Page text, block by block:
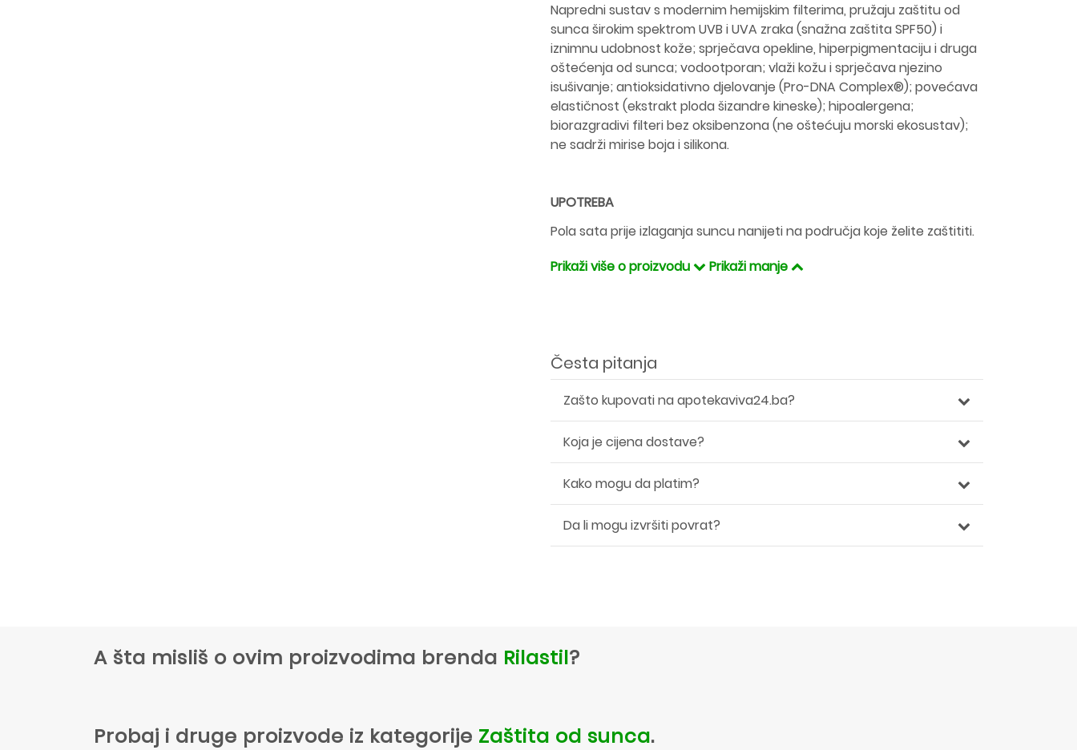
Napredni sustav s modernim hemijskim filterima, pružaju zaštitu od
sunca širokim spektrom UVB i UVA zraka (snažna zaštita SPF50) i
iznimnu udobnost kože; sprječava opekline, hiperpigmentaciju i druga
oštećenja od sunca; vodootporan; vlaži kožu i sprječava njezino
isušivanje; antioksidativno djelovanje (Pro-DNA Complex®); povećava
elastičnost (ekstrakt ploda šizandre kineske); hipoalergena;
biorazgradivi filteri bez oksibenzona (ne oštećuju morski ekosustav);
ne sadrži mirise boja i silikona.
UPOTREBA
Pola sata prije izlaganja suncu nanijeti na područja koje želite zaštititi.
Prikaži više o proizvodu
Prikaži manje
Česta pitanja
Zašto kupovati na apotekaviva24.ba?
Koja je cijena dostave?
Kako mogu da platim?
Da li mogu izvršiti povrat?
A šta misliš o ovim proizvodima brenda Rilastil?
Probaj i druge proizvode iz kategorije Zaštita od sunca.